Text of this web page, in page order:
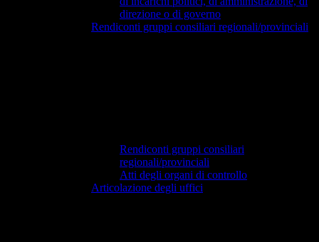
direzione o di governo
Rendiconti gruppi consiliari regionali/provinciali
Rendiconti gruppi consiliari
regionali/provinciali
Atti degli organi di controllo
Articolazione degli uffici